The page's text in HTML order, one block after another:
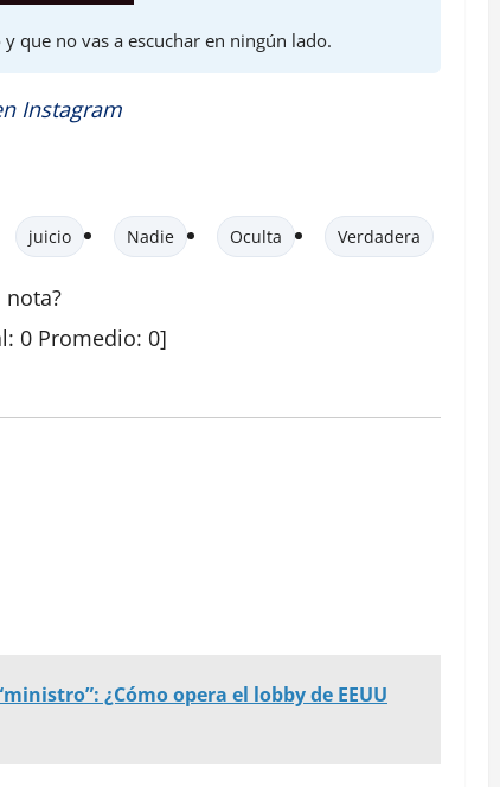
que no vas a escuchar en ningún lado.
Instagram
juicio Nadie Oculta Verdadera
nota?
: 0 Promedio: 0]
¿Cómo opera el lobby de EEUU